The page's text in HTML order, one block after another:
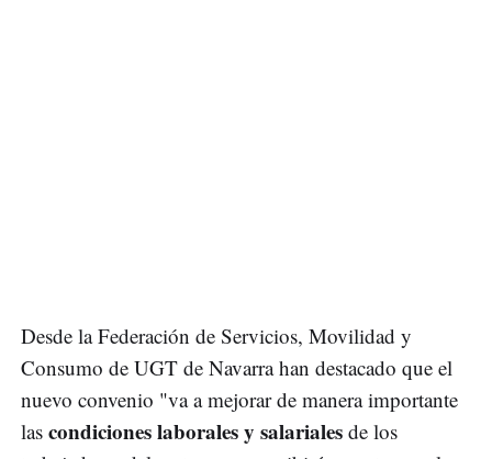
Desde la Federación de Servicios, Movilidad y
Consumo de UGT de Navarra han destacado que el
nuevo convenio "va a mejorar de manera importante
las condiciones laborales y salariales de los